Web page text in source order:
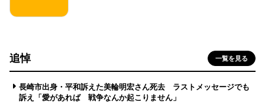
追悼 一覧を見る
長崎市出身・平和訴えた美輪明宏さん死去 ラストメッセージでも
訴え「愛があれば 戦争なんか起こりません」